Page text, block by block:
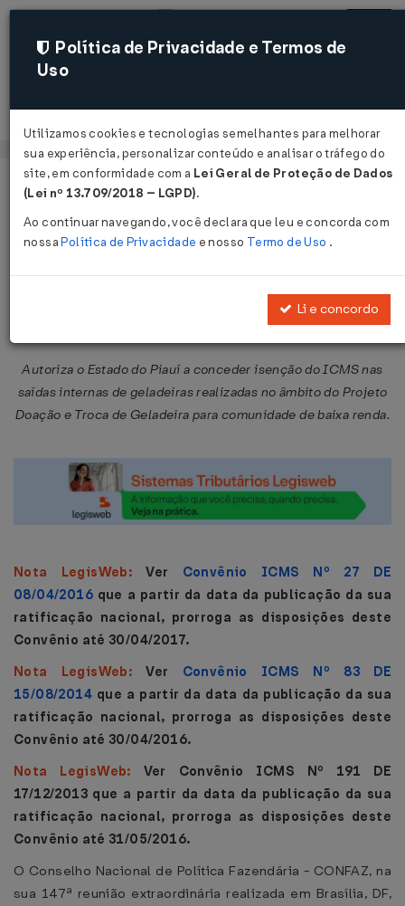
Acessar
Página Inicial Legislações
Convênio ICMS nº 74 de
Autoriza o Estado do Piauí a conceder isenção do ICMS nas
saídas internas de geladeiras realizadas no âmbito do Projeto
Doação e Troca de Geladeira para comunidade de baixa renda.
Nota LegisWeb:Ver Convênio ICMS Nº 27 DE
08/04/2016que a partir da data da publicação da sua
ratificação nacional, prorroga as disposições deste
Convênio até 30/04/2017.
Nota LegisWeb:Ver Convênio ICMS Nº 83 DE
15/08/2014que a partir da data da publicação da sua
ratificação nacional, prorroga as disposições deste
Convênio até 30/04/2016.
Nota LegisWeb: Ver Convênio ICMS Nº 191 DE
17/12/2013 que a partir da data da publicação da sua
ratificação nacional, prorroga as disposições deste
Convênio até 31/05/2016.
O Conselho Nacional de Política Fazendária - CONFAZ, na
sua 147ª reunião extraordinária realizada em Brasília, DF,
Política de Privacidade e Termos de
Uso
Utilizamos cookies e tecnologias semelhantes para melhorar
sua experiência, personalizar conteúdo e analisar o tráfego do
site, em conformidade com a Lei Geral de Proteção de Dados
(Lei nº 13.709/2018 – LGPD).
Ao continuar navegando, você declara que leu e concorda com
nossaPolítica de Privacidade e nosso Termo de Uso .
Li e concordo